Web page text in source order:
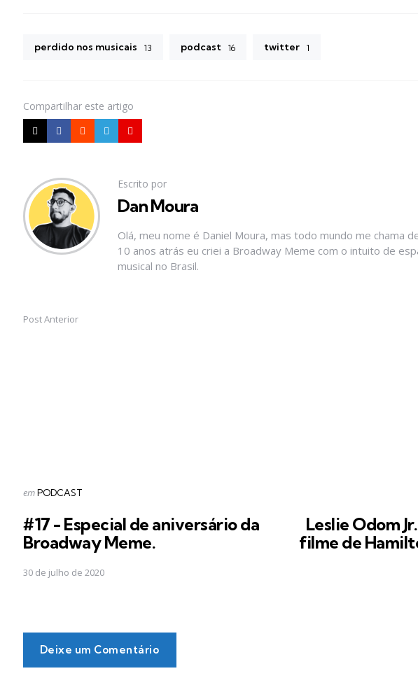
perdido nos musicais 13 podcast 16 twitter 1
Compartilhar este artigo
Escrito por
Dan Moura
Olá, meu nome é Daniel Moura, mas todo mundo me chama
10 anos atrás eu criei a Broadway Meme com o intuito de
musical no Brasil.
Post
Post Anterior
Postado
emPODCAST
#17 - Especial de aniversário da
Broadway Meme.
30 de julho de 2020
Leslie Odom
filme de
Deixe um Comentário